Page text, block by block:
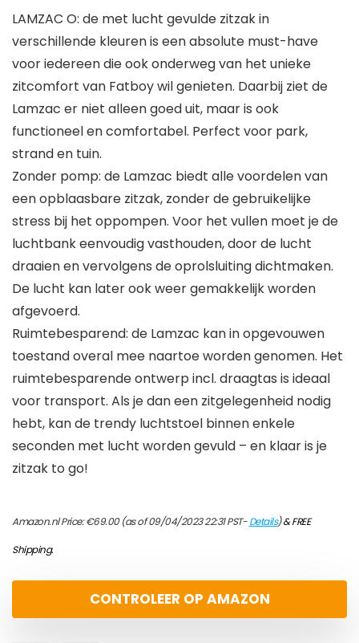
LAMZAC O: de met lucht gevulde zitzak in
verschillende kleuren is een absolute must-have
voor iedereen die ook onderweg van het unieke
zitcomfort van Fatboy wil genieten. Daarbij ziet de
Lamzac er niet alleen goed uit, maar is ook
functioneel en comfortabel. Perfect voor park,
strand en tuin.
Zonder pomp: de Lamzac biedt alle voordelen van
een opblaasbare zitzak, zonder de gebruikelijke
stress bij het oppompen. Voor het vullen moet je de
luchtbank eenvoudig vasthouden, door de lucht
draaien en vervolgens de oprolsluiting dichtmaken.
De lucht kan later ook weer gemakkelijk worden
afgevoerd.
Ruimtebesparend: de Lamzac kan in opgevouwen
toestand overal mee naartoe worden genomen. Het
ruimtebesparende ontwerp incl. draagtas is ideaal
voor transport. Als je dan een zitgelegenheid nodig
hebt, kan de trendy luchtstoel binnen enkele
seconden met lucht worden gevuld – en klaar is je
zitzak to go!
Amazon.nl Price:€69.00(as of 09/04/2023 22:31 PST-Details)&FREE
Shipping.
CONTROLEER OP AMAZON